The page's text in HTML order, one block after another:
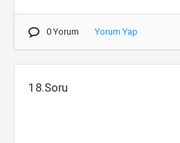
0 Yorum Yorum Yap
18.Soru